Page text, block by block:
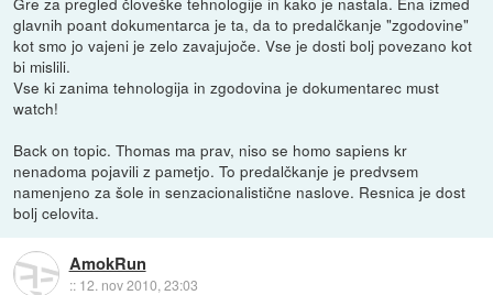
glavnih poant dokumentarca je ta, da to predalčkanje "zgodovine"
kot smo jo vajeni je zelo zavajujoče. Vse je dosti bolj povezano kot
bi mislili.
Vse ki zanima tehnologija in zgodovina je dokumentarec must
watch!
Back on topic. Thomas ma prav, niso se homo sapiens kr
nenadoma pojavili z pametjo. To predalčkanje je predvsem
namenjeno za šole in senzacionalistične naslove. Resnica je dost
bolj celovita.
AmokRun
:: 12. nov 2010, 23:03